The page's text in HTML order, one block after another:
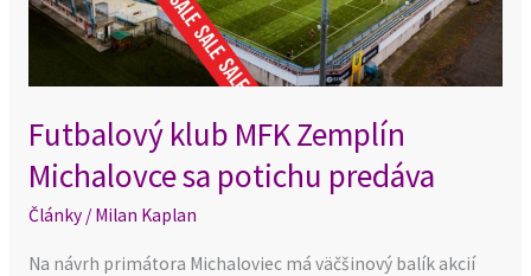
Futbalový klub MFK Zemplín
Michalovce sa potichu predáva
Články/ Milan Kaplan
Na návrh primátora Michaloviec má väčšinový balík akcií
predáva